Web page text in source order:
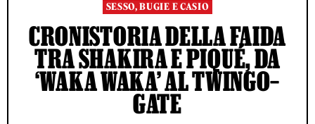
SESSO, BUGIE E CASIO
CRONISTORIA DELLA FAIDA
TRA SHAKIRA E PIQUÉ, DA
‘WAKA WAKA’ AL TWINGO–
GATE